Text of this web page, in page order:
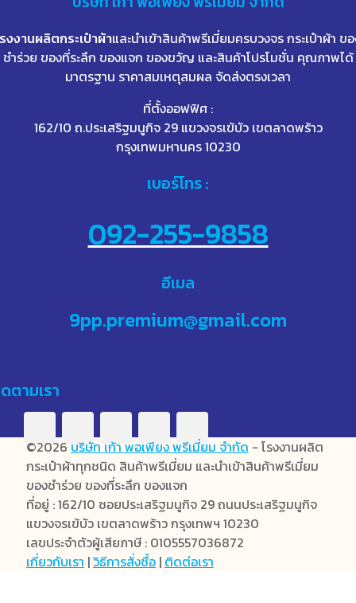
งงานผลิตกระเป๋าผ้าและนำเข้าสินค้าพรีเมี่ยมครบวงจร กระเป๋าผ้า ข
ชำร่วย ของที่ระลึก ของแจก ของขวัญ และสินค้าโปรโมชั่น คุณภาพได้
มาตรฐาน ราคาสมเหตุสมผล จัดส่งตรงเวลา
ที่ตั้งออฟฟิศ :
162/10 ถ.ประเสริฐมนูกิจ 29 แขวงจรเข้บัว เขตลาดพร้าว
กรุงเทพมหานคร 10230
เบอร์โทร :
092-255-9858
อีเมล
9pp.premium@gmail.com
ตามเรา
©2026 บริษัท เก้า พอเพียง พรีเมี่ยม จำกัด - โรงงานผลิต
กระเป๋าผ้าทุกชนิด สินค้าพรีเมี่ยม และนำเข้าสินค้าพรีเมี่ยม
ของชำร่วย ของที่ระลึก ของแจก
ที่อยู่ : 162/10 ซอยประเสริฐมนูกิจ 29 ถนนประเสริฐมนูกิจ
แขวงจรเข้บัว เขตลาดพร้าว กรุงเทพฯ 10230
เลขประจำตัวผู้เสียภาษี : 0105557036872
เกี่ยวกับเรา |วิธีการสั่งซื้อ | ติดต่อเรา